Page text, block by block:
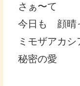
さぁ〜て
今日も 顔晴
ミモザアカ
秘密の愛